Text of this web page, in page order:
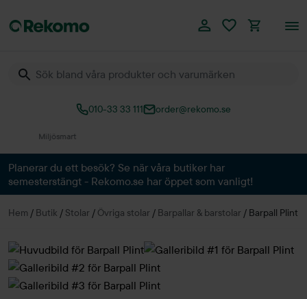
010-33 33 111 order@rekomo.se
Planerar du ett besök? Se när våra butiker har
semesterstängt - Rekomo.se har öppet som vanligt!
Hem / Butik / Stolar / Övriga stolar / Barpallar & barstolar / Barpall Plint